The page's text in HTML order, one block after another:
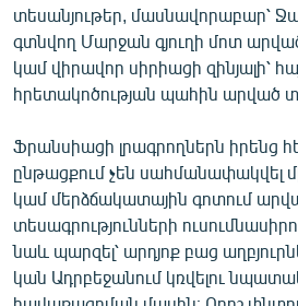
տեսանյութեր, մասնավորաբար՝
գտնվող Մարջան գյուղի մոտ
կամ վիրավոր սիրիացի զինյալի՝
հրետակոծության պահին արված
Ֆրանսիացի լրագրողներն իրենց
ընթացքում չեն սահմանափակվել
կամ մերձճակատային գոտում
տեսագրությունների
նաև պարզել՝ արդյոք բաց
կան Ադրբեջանում կռվելու